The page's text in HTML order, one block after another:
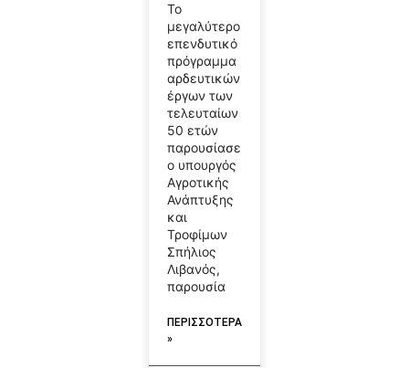
Το
μεγαλύτερο
επενδυτικό
πρόγραμμα
αρδευτικών
έργων των
τελευταίων
50 ετών
παρουσίασε
ο υπουργός
Αγροτικής
Ανάπτυξης
και
Τροφίμων
Σπήλιος
Λιβανός,
παρουσία
ΠΕΡΙΣΣΟΤΕΡΑ
»